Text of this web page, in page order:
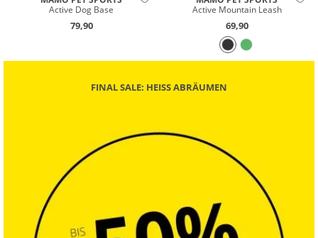
Active Dog Base
79,90
Active Mountain Leash
69,90
FINAL SALE: HEISS ABRÄUMEN